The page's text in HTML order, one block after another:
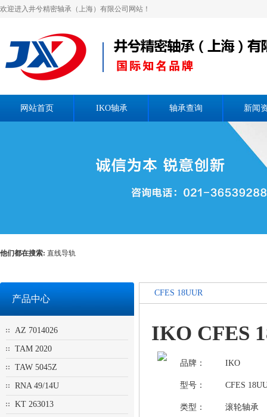
欢迎进入井兮精密轴承（上海）有限公司网站！
网站首页 IKO轴承 轴承查询 新闻
他们都在搜索: 直线导轨
产品中心
AZ 7014026
TAM 2020
TAW 5045Z
RNA 49/14U
KT 263013
CFES 18UUR
IKO CFES
品牌： IKO
型号： CFES
类型： 滚轮轴承